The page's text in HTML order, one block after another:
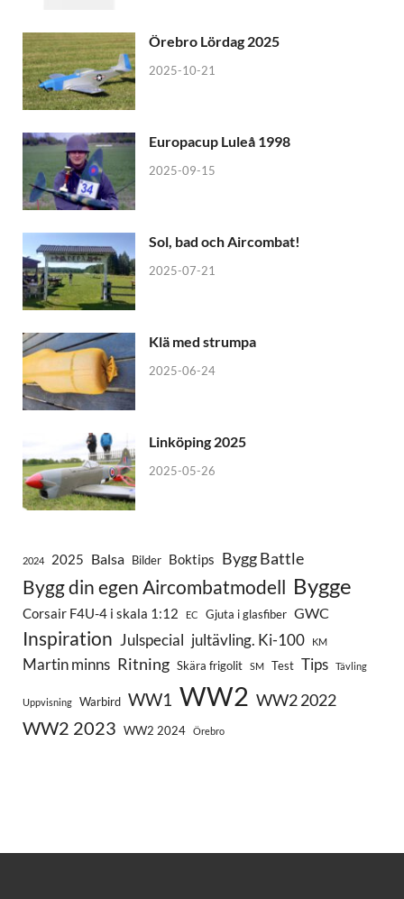
Örebro Lördag 2025
2025-10-21
Europacup Luleå 1998
2025-09-15
Sol, bad och Aircombat!
2025-07-21
Klä med strumpa
2025-06-24
Linköping 2025
2025-05-26
2024 2025 Balsa Bilder Boktips Bygg Battle
Bygg din egen Aircombatmodell Bygge
Corsair F4U-4 i skala 1:12 EC Gjuta i glasfiber GWC
Inspiration Julspecial jultävling. Ki-100 KM
Martin minns Ritning Skära frigolit SM Test Tips Tävling
Uppvisning Warbird WW1 WW2 WW2 2022
WW2 2023 WW2 2024 Örebro